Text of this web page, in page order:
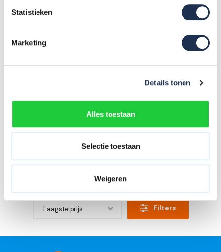
Statistieken
Marketing
Details tonen
Alles toestaan
Selectie toestaan
Weigeren
(verstelbaar 0.75-1.35
Laagste prijs Filters